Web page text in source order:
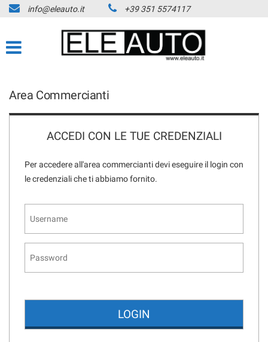
info@eleauto.it +39 351 5574117
Area Commercianti
ACCEDI CON LE TUE CREDENZIALI
Per accedere all'area commercianti devi eseguire il login con
le credenziali che ti abbiamo fornito.